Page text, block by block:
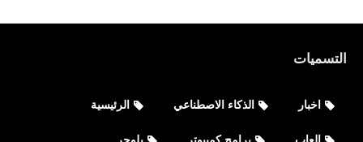
وضبط الأعدادات
التسميات
اخبار الذكاء الاصطناعي الرئيسية
العاب برامج كمبيوتر بلوجر